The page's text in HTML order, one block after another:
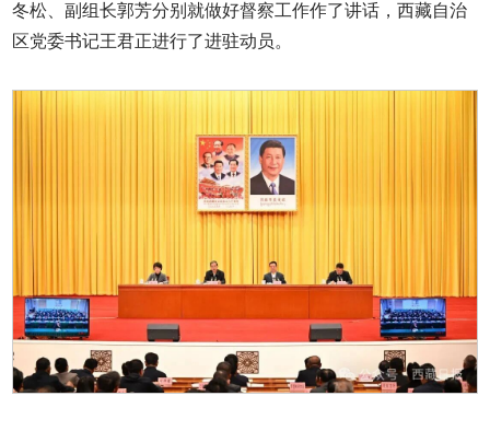
冬松、副组长郭芳分别就做好督察工作作了讲话，西藏自治
区党委书记王君正进行了进驻动员。